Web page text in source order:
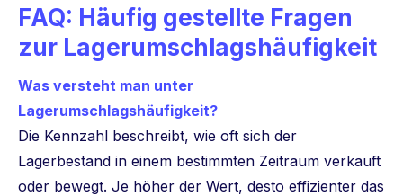
FAQ: Häufig gestellte Fragen
zur Lagerumschlagshäufigkeit
Was versteht man unter
Lagerumschlagshäufigkeit?
Die Kennzahl beschreibt, wie oft sich der
Lagerbestand in einem bestimmten Zeitraum verkauft
oder bewegt. Je höher der Wert, desto effizienter das